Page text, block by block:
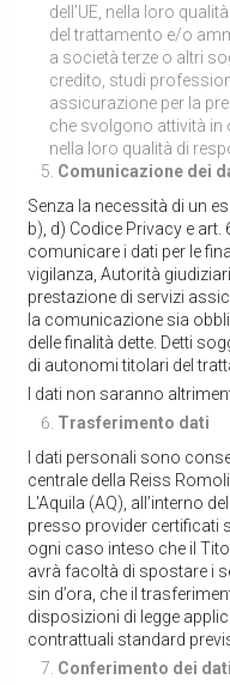
dell’UE, nella loro
del trattamento e/o
a società terze o altri
credito, studi
assicurazione per la
che svolgono attività in
nella loro qualità di
Comunicazione dei
Senza la necessità di un
b), d) Codice Privacy e art.
comunicare i dati per le
vigilanza, Autorità
prestazione di servizi
la comunicazione sia
delle finalità dette. Detti
di autonomi titolari del
I dati non saranno
Trasferimento dati
I dati personali sono
centrale della Reiss
L'Aquila (AQ), all’interno
presso provider certificati
ogni caso inteso che il
avrà facoltà di spostare i
sin d’ora, che il
disposizioni di legge
contrattuali standard
Conferimento dei dati